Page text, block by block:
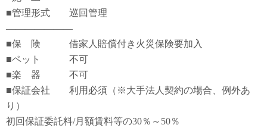
■管理形式 巡回管理
―――――――
■保 険 借家人賠償付き火災保険要加入
■ペット 不可
■楽 器 不可
■保証会社 利用必須（※大手法人契約の場合、例外あ
り）
初回保証委託料/月額賃料等の30％～50％